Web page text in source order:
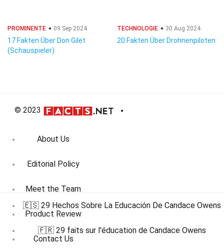
PROMINENTE 09 Sep 2024
17 Fakten Über Don Gilet
(Schauspieler)
TECHNOLOGIE 30 Aug 2024
20 Fakten Über Drohnenpiloten
© 2023
About Us
Editorial Policy
Meet the Team
Product Review
Contact Us
🇪🇸 29 Hechos Sobre La Educación De Candace Owens
🇫🇷 29 faits sur l'éducation de Candace Owens